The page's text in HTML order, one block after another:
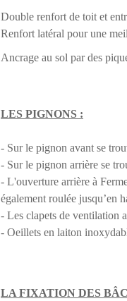
Double renfort de toit et
Renfort latéral pour une
Ancrage au sol par des
LES PIGNONS :
- Sur le pignon avant se
- Sur le pignon arrière se
- L'ouverture arrière à
également roulée jusqu’en
- Les clapets de ventilation
- Oeillets en laiton
LA FIXATION DES